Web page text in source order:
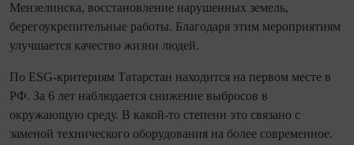
Мензелинска, восстановление нарушенных земель,
берегоукрепительные работы. Благодаря этим мероприятиям
улучшается качество жизни людей.
По ESG-критериям Татарстан находится на первом месте в
РФ. За 6 лет наблюдается снижение выбросов в
окружающую среду. В какой-то степени это связано с
заменой технического оборудования на более современное.